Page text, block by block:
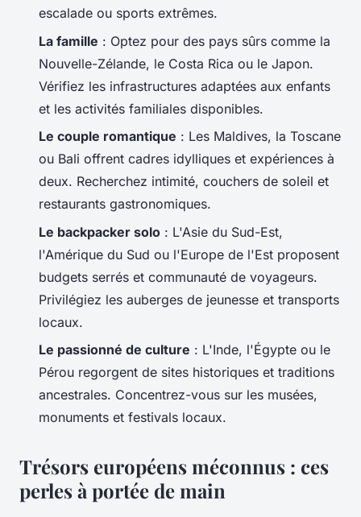
escalade ou sports extrêmes.
La famille : Optez pour des pays sûrs comme la
Nouvelle-Zélande, le Costa Rica ou le Japon.
Vérifiez les infrastructures adaptées aux enfants
et les activités familiales disponibles.
Le couple romantique : Les Maldives, la Toscane
ou Bali offrent cadres idylliques et expériences à
deux. Recherchez intimité, couchers de soleil et
restaurants gastronomiques.
Le backpacker solo : L'Asie du Sud-Est,
l'Amérique du Sud ou l'Europe de l'Est proposent
budgets serrés et communauté de voyageurs.
Privilégiez les auberges de jeunesse et transports
locaux.
Le passionné de culture : L'Inde, l'Égypte ou le
Pérou regorgent de sites historiques et traditions
ancestrales. Concentrez-vous sur les musées,
monuments et festivals locaux.
Trésors européens méconnus : ces
perles à portée de main